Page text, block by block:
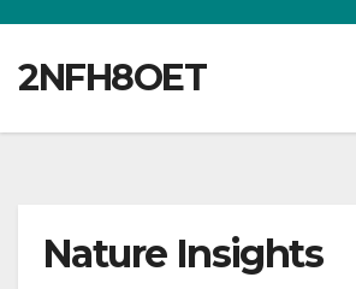
2NFH8OET
Nature Insights